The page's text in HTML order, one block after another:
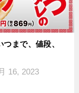
まで、値段、
16, 2023